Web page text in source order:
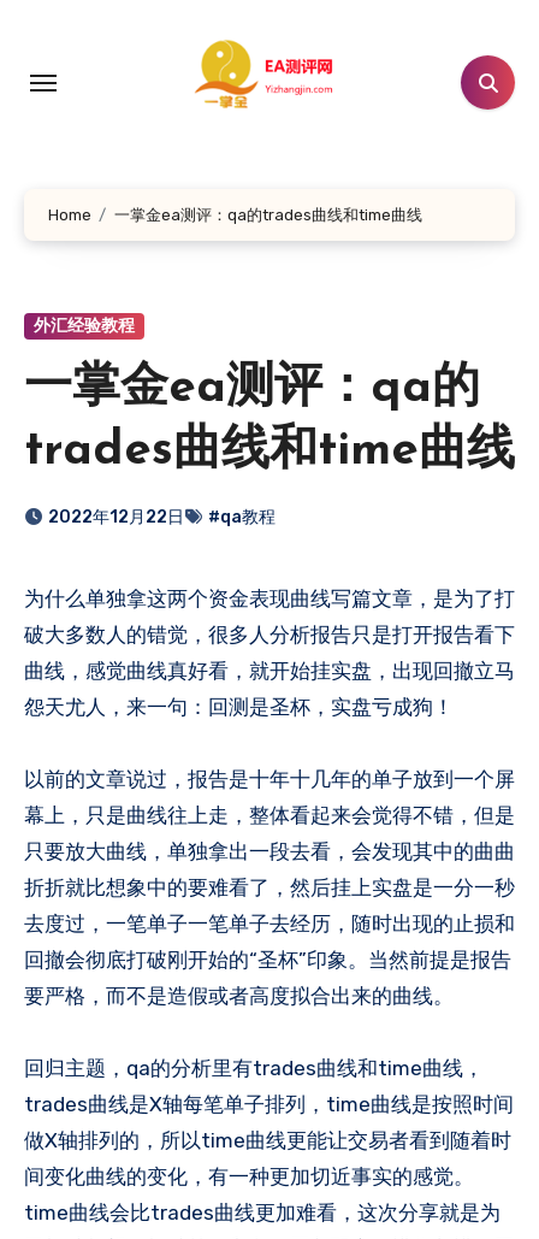
Home 一掌金ea测评：qa的trades曲线和time曲线
外汇经验教程
一掌金ea测评：qa的
trades曲线和time曲线
2022年12月22日 #qa教程
为什么单独拿这两个资金表现曲线写篇文章，是为了打
破大多数人的错觉，很多人分析报告只是打开报告看下
曲线，感觉曲线真好看，就开始挂实盘，出现回撤立马
怨天尤人，来一句：回测是圣杯，实盘亏成狗！
以前的文章说过，报告是十年十几年的单子放到一个屏
幕上，只是曲线往上走，整体看起来会觉得不错，但是
只要放大曲线，单独拿出一段去看，会发现其中的曲曲
折折就比想象中的要难看了，然后挂上实盘是一分一秒
去度过，一笔单子一笔单子去经历，随时出现的止损和
回撤会彻底打破刚开始的“圣杯”印象。当然前提是报告
要严格，而不是造假或者高度拟合出来的曲线。
回归主题，qa的分析里有trades曲线和time曲线，
trades曲线是X轴每笔单子排列，time曲线是按照时间
做X轴排列的，所以time曲线更能让交易者看到随着时
间变化曲线的变化，有一种更加切近事实的感觉。
time曲线会比trades曲线更加难看，这次分享就是为